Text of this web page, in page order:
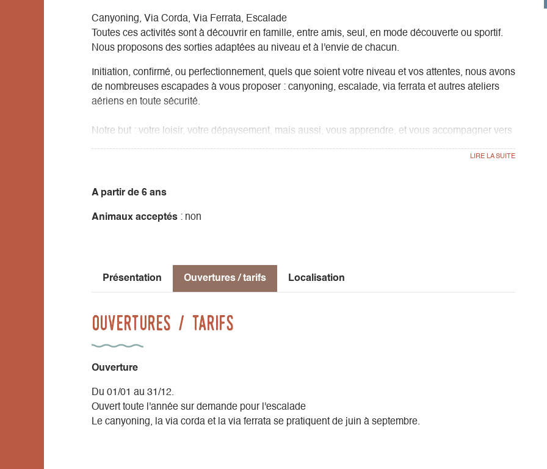
Canyoning, Via Corda, Via Ferrata, Escalade
Toutes ces activités sont à découvrir en famille, entre amis, seul, en mode découverte ou sportif.
Nous proposons des sorties adaptées au niveau et à l'envie de chacun.
Initiation, confirmé, ou perfectionnement, quels que soient votre niveau et vos attentes, nous avons
de nombreuses escapades à vous proposer : canyoning, escalade, via ferrata et autres ateliers
aériens en toute sécurité.
Notre but : votre loisir, votre dépaysement, mais aussi, vous apprendre, et vous accompagner vers
l’autonomie. Laissez-vous guider!
A partir de 6 ans
Animaux acceptés : non
Présentation Ouvertures / tarifs Localisation
Ouvertures / tarifs
Ouverture
Du 01/01 au 31/12.
Ouvert toute l'année sur demande pour l'escalade
Le canyoning, la via corda et la via ferrata se pratiquent de juin à septembre.